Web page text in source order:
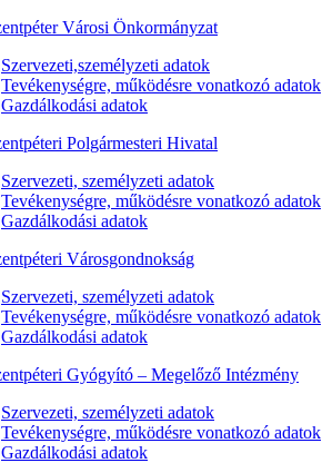
Városi Önkormányzat
Szervezeti,személyzeti adatok
Tevékenységre, működésre vonatkozó adatok
Gazdálkodási adatok
Polgármesteri Hivatal
Szervezeti, személyzeti adatok
Tevékenységre, működésre vonatkozó adatok
Gazdálkodási adatok
Városgondnokság
Szervezeti, személyzeti adatok
Tevékenységre, működésre vonatkozó adatok
Gazdálkodási adatok
Gyógyító – Megelőző Intézmény
Szervezeti, személyzeti adatok
Tevékenységre, működésre vonatkozó adatok
Gazdálkodási adatok